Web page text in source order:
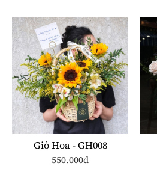
Giỏ Hoa - GH008
550.000đ